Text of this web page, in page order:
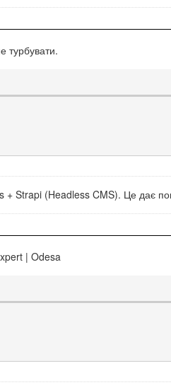
турбувати.
+ Strapi (Headless CMS). Це дає
| Odesa